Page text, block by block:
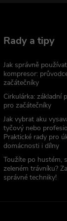
Rady a tipy
Jak správně
kompresor:
začátečníky
Cirkulárka: základní
pro začátečníky
Jak vybrat aku
tyčový nebo
Praktické rady pro
domácnosti i dílny
Toužíte po hustém,
zeleném trávníku?
správné techniky!